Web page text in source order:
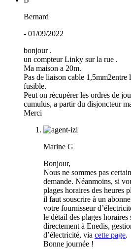
Bernard
- 01/09/2022
bonjour .
un compteur Linky sur la rue .
Ma maison a 20m.
Pas de liaison cable 1,5mm2entre
fusible.
Peut on récupérer les ordres de
cumulus, a partir du disjoncteur
Merci
Marine G
Bonjour,
Nous ne sommes pas
demande. Néanmoins, si
plages horaires des heures
il faut souscrire à un
votre fournisseur
le détail des plages
directement à Enedis,
d’électricité, via cette page.
Bonne journée !